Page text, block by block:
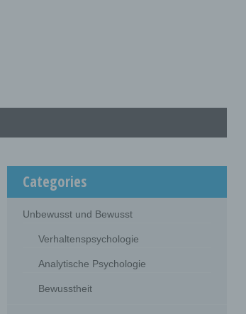
Categories
Unbewusst und Bewusst
Verhaltenspsychologie
Analytische Psychologie
Bewusstheit